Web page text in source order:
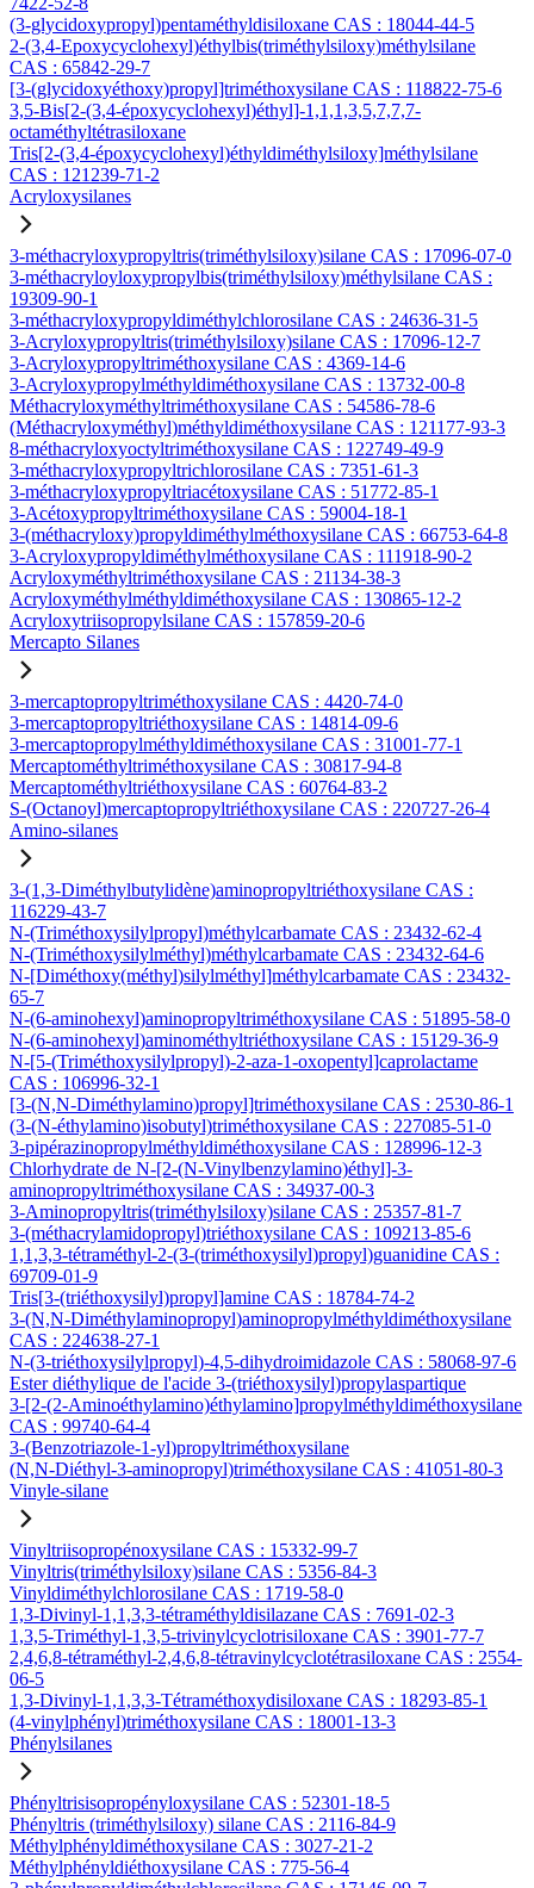
(3-glycidoxypropyl)pentaméthyldisiloxane CAS : 18044-44-5
2-(3,4-Epoxycyclohexyl)éthylbis(triméthylsiloxy)méthylsilane
CAS : 65842-29-7
[3-(glycidoxyéthoxy)propyl]triméthoxysilane CAS : 118822-75-6
3,5-Bis[2-(3,4-époxycyclohexyl)éthyl]-1,1,1,3,5,7,7,7-
octaméthyltétrasiloxane
Tris[2-(3,4-époxycyclohexyl)éthyldiméthylsiloxy]méthylsilane
CAS : 121239-71-2
Acryloxysilanes
3-méthacryloxypropyltris(triméthylsiloxy)silane CAS : 17096-07-0
3-méthacryloyloxypropylbis(triméthylsiloxy)méthylsilane CAS :
19309-90-1
3-méthacryloxypropyldiméthylchlorosilane CAS : 24636-31-5
3-Acryloxypropyltris(triméthylsiloxy)silane CAS : 17096-12-7
3-Acryloxypropyltriméthoxysilane CAS : 4369-14-6
3-Acryloxypropylméthyldiméthoxysilane CAS : 13732-00-8
Méthacryloxyméthyltriméthoxysilane CAS : 54586-78-6
(Méthacryloxyméthyl)méthyldiméthoxysilane CAS : 121177-93-3
8-méthacryloxyoctyltriméthoxysilane CAS : 122749-49-9
3-méthacryloxypropyltrichlorosilane CAS : 7351-61-3
3-méthacryloxypropyltriacétoxysilane CAS : 51772-85-1
3-Acétoxypropyltriméthoxysilane CAS : 59004-18-1
3-(méthacryloxy)propyldiméthylméthoxysilane CAS : 66753-64-8
3-Acryloxypropyldiméthylméthoxysilane CAS : 111918-90-2
Acryloxyméthyltriméthoxysilane CAS : 21134-38-3
Acryloxyméthylméthyldiméthoxysilane CAS : 130865-12-2
Acryloxytriisopropylsilane CAS : 157859-20-6
Mercapto Silanes
3-mercaptopropyltriméthoxysilane CAS : 4420-74-0
3-mercaptopropyltriéthoxysilane CAS : 14814-09-6
3-mercaptopropylméthyldiméthoxysilane CAS : 31001-77-1
Mercaptométhyltriméthoxysilane CAS : 30817-94-8
Mercaptométhyltriéthoxysilane CAS : 60764-83-2
S-(Octanoyl)mercaptopropyltriéthoxysilane CAS : 220727-26-4
Amino-silanes
3-(1,3-Diméthylbutylidène)aminopropyltriéthoxysilane CAS :
116229-43-7
N-(Triméthoxysilylpropyl)méthylcarbamate CAS : 23432-62-4
N-(Triméthoxysilylméthyl)méthylcarbamate CAS : 23432-64-6
N-[Diméthoxy(méthyl)silylméthyl]méthylcarbamate CAS : 23432-
65-7
N-(6-aminohexyl)aminopropyltriméthoxysilane CAS : 51895-58-0
N-(6-aminohexyl)aminométhyltriéthoxysilane CAS : 15129-36-9
N-[5-(Triméthoxysilylpropyl)-2-aza-1-oxopentyl]caprolactame
CAS : 106996-32-1
[3-(N,N-Diméthylamino)propyl]triméthoxysilane CAS : 2530-86-1
(3-(N-éthylamino)isobutyl)triméthoxysilane CAS : 227085-51-0
3-pipérazinopropylméthyldiméthoxysilane CAS : 128996-12-3
Chlorhydrate de N-[2-(N-Vinylbenzylamino)éthyl]-3-
aminopropyltriméthoxysilane CAS : 34937-00-3
3-Aminopropyltris(triméthylsiloxy)silane CAS : 25357-81-7
3-(méthacrylamidopropyl)triéthoxysilane CAS : 109213-85-6
1,1,3,3-tétraméthyl-2-(3-(triméthoxysilyl)propyl)guanidine CAS :
69709-01-9
Tris[3-(triéthoxysilyl)propyl]amine CAS : 18784-74-2
3-(N,N-Diméthylaminopropyl)aminopropylméthyldiméthoxysilane
CAS : 224638-27-1
N-(3-triéthoxysilylpropyl)-4,5-dihydroimidazole CAS : 58068-97-6
Ester diéthylique de l'acide 3-(triéthoxysilyl)propylaspartique
3-[2-(2-Aminoéthylamino)éthylamino]propylméthyldiméthoxysilane
CAS : 99740-64-4
3-(Benzotriazole-1-yl)propyltriméthoxysilane
(N,N-Diéthyl-3-aminopropyl)triméthoxysilane CAS : 41051-80-3
Vinyle-silane
Vinyltriisopropénoxysilane CAS : 15332-99-7
Vinyltris(triméthylsiloxy)silane CAS : 5356-84-3
Vinyldiméthylchlorosilane CAS : 1719-58-0
1,3-Divinyl-1,1,3,3-tétraméthyldisilazane CAS : 7691-02-3
1,3,5-Triméthyl-1,3,5-trivinylcyclotrisiloxane CAS : 3901-77-7
2,4,6,8-tétraméthyl-2,4,6,8-tétravinylcyclotétrasiloxane CAS : 2554-
06-5
1,3-Divinyl-1,1,3,3-Tétraméthoxydisiloxane CAS : 18293-85-1
(4-vinylphényl)triméthoxysilane CAS : 18001-13-3
Phénylsilanes
Phényltrisisopropényloxysilane CAS : 52301-18-5
Phényltris (triméthylsiloxy) silane CAS : 2116-84-9
Méthylphényldiméthoxysilane CAS : 3027-21-2
Méthylphényldiéthoxysilane CAS : 775-56-4